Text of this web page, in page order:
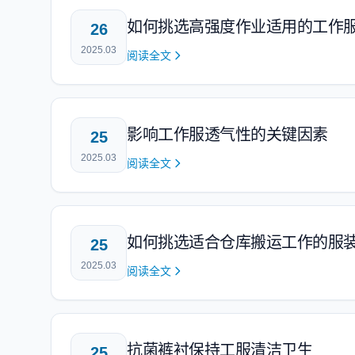
26
2025.03
如何挑选高强度作业适用的工作
阅读全文
25
2025.03
影响工作服透气性的关键因素
阅读全文
25
2025.03
如何挑选适合仓库搬运工作的服
阅读全文
抗菌裤衬保持工服清洁卫生